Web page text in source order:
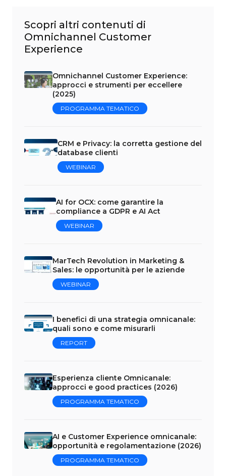
Scopri altri contenuti di
Omnichannel Customer
Experience
Omnichannel Customer Experience:
approcci e strumenti per eccellere
(2025)
PROGRAMMA TEMATICO
CRM e Privacy: la corretta gestione del
database clienti
WEBINAR
AI for OCX: come garantire la
compliance a GDPR e AI Act
WEBINAR
MarTech Revolution in Marketing &
Sales: le opportunità per le aziende
WEBINAR
I benefici di una strategia omnicanale:
quali sono e come misurarli
REPORT
Esperienza cliente Omnicanale:
approcci e good practices (2026)
PROGRAMMA TEMATICO
AI e Customer Experience omnicanale:
opportunità e regolamentazione (2026)
PROGRAMMA TEMATICO